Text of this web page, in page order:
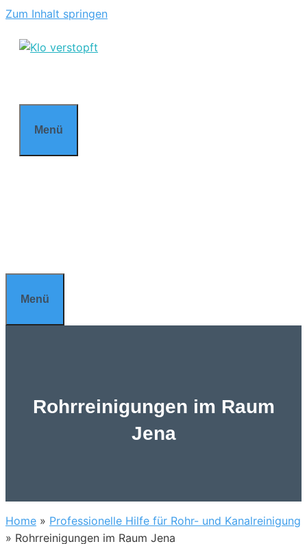
Zum Inhalt springen
Menü
Menü
Rohrreinigungen im Raum
Jena
Home » Professionelle Hilfe für Rohr- und Kanalreinigung
» Rohrreinigungen im Raum Jena